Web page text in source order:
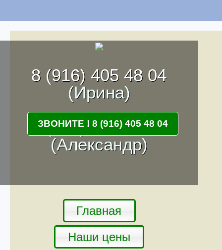
8 (916) 405 48 04
(Ирина)
8 (916) 262 68 55
(Александр)
Главная
Наши цены
ЗВОНИТЕ ! 8 (916) 405 48 04